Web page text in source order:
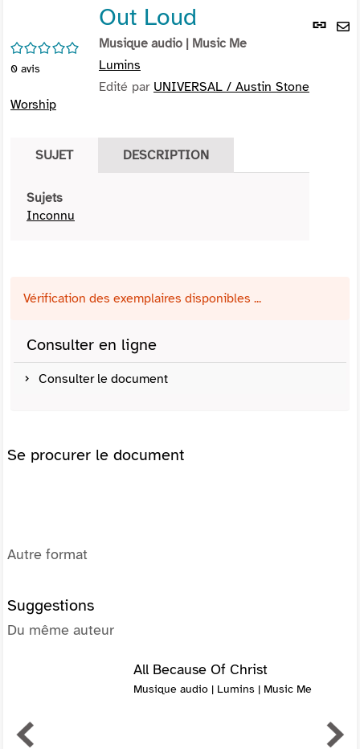
Lien
/5
0 avis
Out Loud
Musique audio | Music Me
Lumins
Edité par UNIVERSAL / Austin Stone
Worship
SUJET DESCRIPTION
Sujets
Inconnu
Vérification des exemplaires disponibles ...
Consulter en ligne
Consulter le document
Se procurer le document
Autre format
Suggestions
Du même auteur
All Because Of Christ
Musique audio | Lumins | Music Me